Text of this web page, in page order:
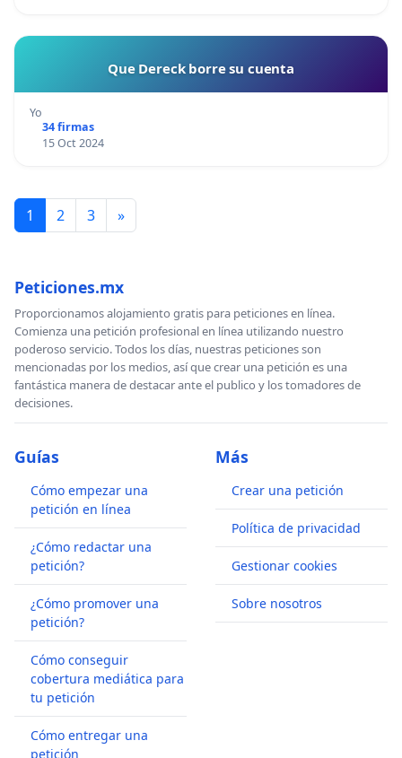
Que Dereck borre su cuenta
Yo
34 firmas
15 Oct 2024
1 2 3 »
Peticiones.mx
Proporcionamos alojamiento gratis para peticiones en línea.
Comienza una petición profesional en línea utilizando nuestro
poderoso servicio. Todos los días, nuestras peticiones son
mencionadas por los medios, así que crear una petición es una
fantástica manera de destacar ante el publico y los tomadores de
decisiones.
Guías
Cómo empezar una
petición en línea
¿Cómo redactar una
petición?
¿Cómo promover una
petición?
Cómo conseguir
cobertura mediática para
tu petición
Cómo entregar una
petición
Más
Crear una petición
Política de privacidad
Gestionar cookies
Sobre nosotros